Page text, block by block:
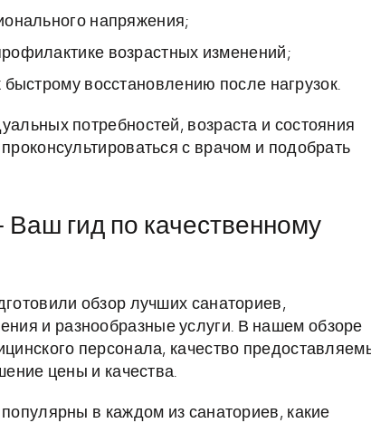
напряжения;
возрастных изменений;
восстановлению после нагрузок.
потребностей, возраста и состояния
с врачом и подобрать
гид по качественному
обзор лучших санаториев,
и разнообразные услуги. В нашем обзоре
персонала, качество
цены и качества.
в каждом из санаториев, какие